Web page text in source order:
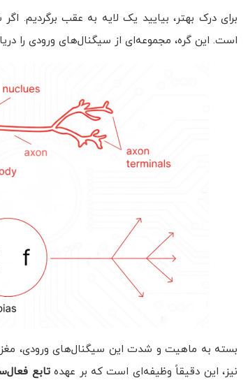
برای درک بهتر، بیایید یک لایه به عقب برگردیم.
است. این گره، مجموعه‌ای از سیگنال‌های ورودی را
بسته به ماهیت و شدت این سیگنال‌های ورودی، مغز
نیز، این دقیقاً وظیفه‌ای است که بر عهدهتابع